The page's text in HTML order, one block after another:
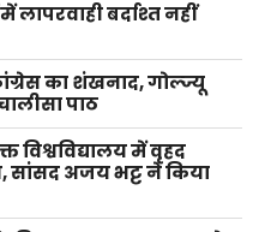
लापरवाही बर्दाश्त नहीं
का शंखनाद, गोल्ज्यू
पाठ
विश्वविद्यालय में वृहद
सांसद अजय भट्ट ने किया